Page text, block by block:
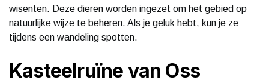
wisenten. Deze dieren worden ingezet om het gebied op
natuurlijke wijze te beheren. Als je geluk hebt, kun je ze
tijdens een wandeling spotten.
Kasteelruïne van Oss